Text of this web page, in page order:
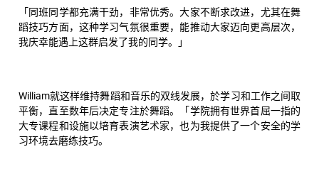
「同班同学都充满干劲，非常优秀。大家不断求改进，尤其在舞
蹈技巧方面，这种学习气氛很重要，能推动大家迈向更高层次，
我庆幸能遇上这群启发了我的同学。」
William就这样维持舞蹈和音乐的双线发展，於学习和工作之间取
平衡，直至数年后决定专注於舞蹈。「学院拥有世界首屈一指的
大专课程和设施以培育表演艺术家，也为我提供了一个安全的学
习环境去磨练技巧。